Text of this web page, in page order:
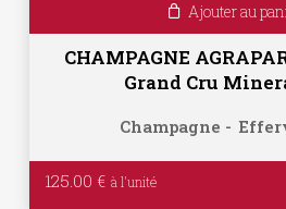
Ajouter au
CHAMPAGNE
Grand Cru
Champagne
125.00 €